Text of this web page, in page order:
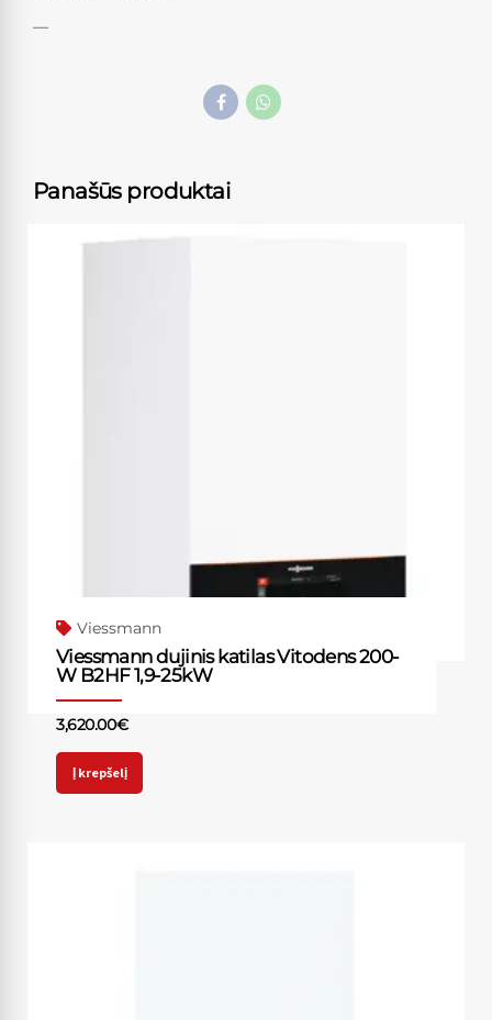
—
Panašūs produktai
Viessmann
Viessmann dujinis katilas Vitodens 200-
W B2HF 1,9-25kW
3,620.00€
Į krepšelį